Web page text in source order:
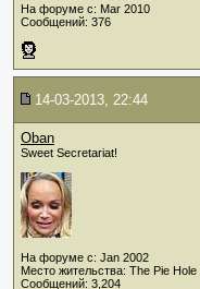
На форуме с: Mar 2010
Сообщений: 376
14-03-2013, 22:44
Oban
Sweet Secretariat!
На форуме с: Jan 2002
Место жительства: The Pie Hole
Сообщений: 3,204